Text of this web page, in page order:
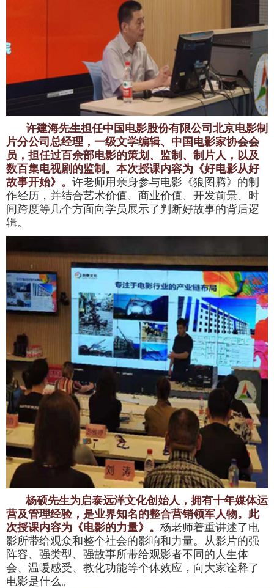
许建海先生担任中国电影股份有限公司北京电影制
片分公司总经理，一级文学编辑、中国电影家协会会
员，担任过百余部电影的策划、监制、制片人，以及
数百集电视剧的监制。本次授课内容为 《好电影从好
故事开始》。 许老师用亲身参与电影《狼图腾》的制
作经历，并结合艺术价值、商业价值、开发前景、时
间跨度等几个方面向学员展示了判断好故事的背后逻
辑。
杨硕先生为 启泰远洋文化创始人，拥有十年媒体运
营及管理经验，是业界知名的整合营销领军人物。此
次授课内容为 《电影的力量》。 杨老师着重讲述了电
影所带给观众和整个社会的影响和力量。从影片的强
阵容、强类型、强故事所带给观影者不同的人生体
会、温暖感受、教化功能等个体效应，向大家诠释了
电影是什么。